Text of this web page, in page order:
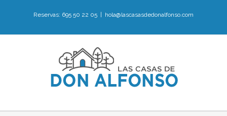
Reservas: 695 50 22 05 hola@lascasasdedonalfonso.com